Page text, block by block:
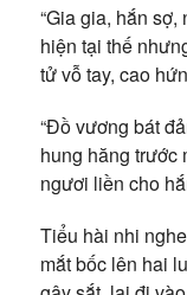
“Gia gia, hắn
hiện tại thế
tử vỗ tay, cao
“Đồ vương bát
hung hăng trước
ngươi liền cho
Tiểu hài nhi
mắt bốc lên hai